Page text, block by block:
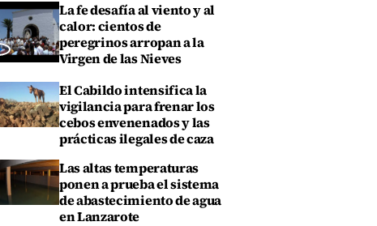
La fe desafía al viento y al
calor: cientos de
peregrinos arropan a la
Virgen de las Nieves
El Cabildo intensifica la
vigilancia para frenar los
cebos envenenados y las
prácticas ilegales de caza
Las altas temperaturas
ponen a prueba el sistema
de abastecimiento de agua
en Lanzarote